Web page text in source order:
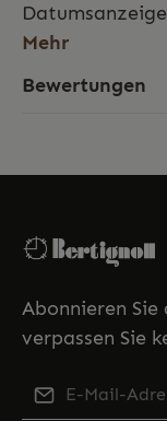
Mehr
Bewertungen
Abonnieren
verpassen Sie
E-Mail-Adresse*